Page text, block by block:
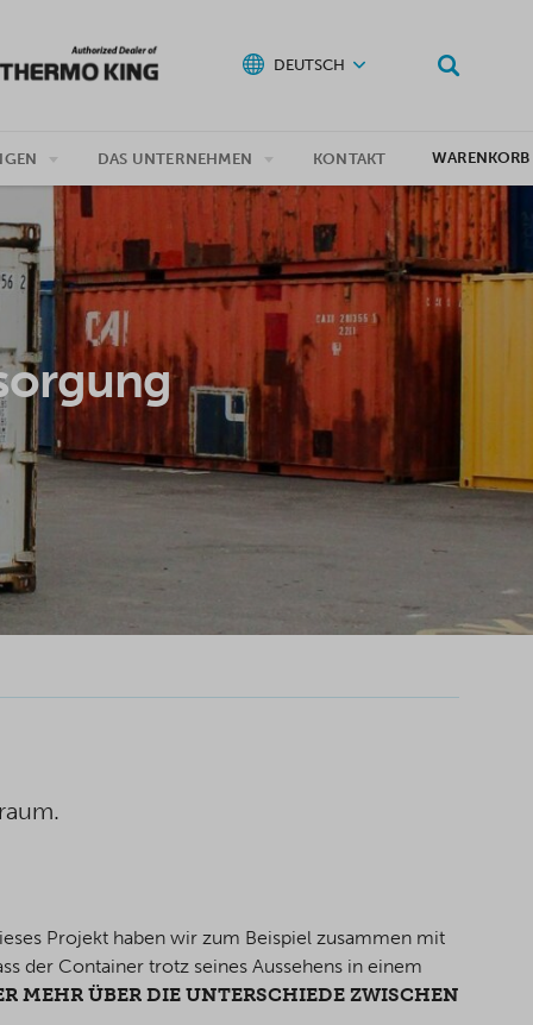
DEUTSCH
DAS UNTERNEHMEN KONTAKT WARENKORB
Projekt haben wir zum Beispiel zusammen mit
der Container trotz seines Aussehens in einem
MEHR ÜBER DIE UNTERSCHIEDE ZWISCHEN